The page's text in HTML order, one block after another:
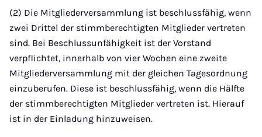
(2) Die Mitgliederversammlung ist beschlussfähig, wenn
zwei Drittel der stimmberechtigten Mitglieder vertreten
sind. Bei Beschlussunfähigkeit ist der Vorstand
verpflichtet, innerhalb von vier Wochen eine zweite
Mitgliederversammlung mit der gleichen Tagesordnung
einzuberufen. Diese ist beschlussfähig, wenn die Hälfte
der stimmberechtigten Mitglieder vertreten ist. Hierauf
ist in der Einladung hinzuweisen.